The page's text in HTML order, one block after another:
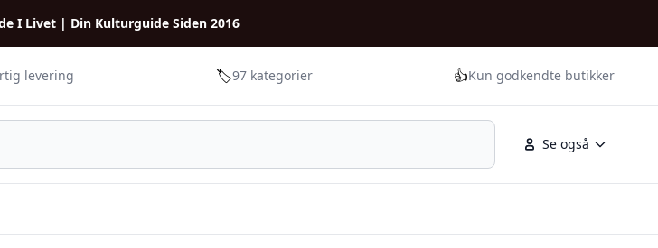
I Livet | Din Kulturguide Siden 2016
levering 🏷️97 kategorier 👍Kun godkendte butikker
Se også